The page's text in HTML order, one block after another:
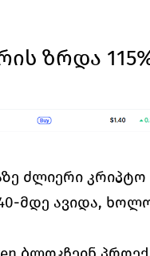
ზრდა
ძლიერი კრიპტო
მდე ავიდა,